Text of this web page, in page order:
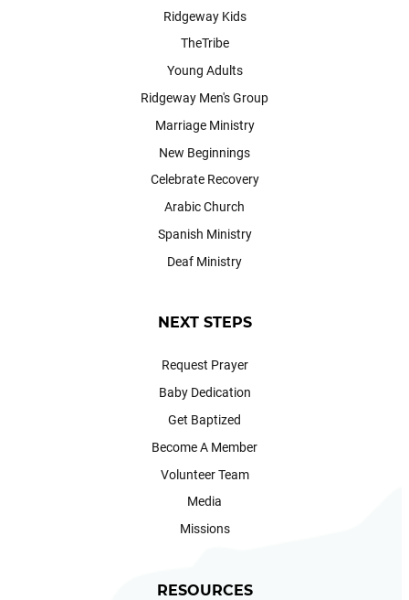
Ridgeway Kids
TheTribe
Young Adults
Ridgeway Men's Group
Marriage Ministry
New Beginnings
Celebrate Recovery
Arabic Church
Spanish Ministry
Deaf Ministry
NEXT STEPS
Request Prayer
Baby Dedication
Get Baptized
Become A Member
Volunteer Team
Media
Missions
RESOURCES